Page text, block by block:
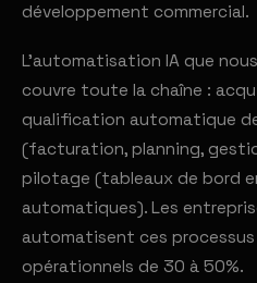
développement commercial.
L'automatisation IA que
couvre toute la chaîne :
qualification automatique
(facturation, planning,
pilotage (tableaux de bord
automatiques). Les
automatisent ces
opérationnels de 30 à 50%.